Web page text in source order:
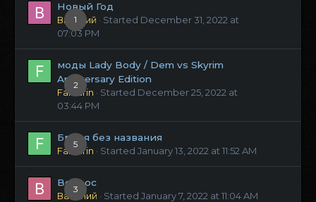
1
Новый Год
Виталий · Started December 31, 2022 at
07:03 PM
2
моды Lady Body / Dem vs Skyrim
Anniversary Edition
Fanfarin · Started December 25, 2022 at
03:44 PM
5
Броня без названия
Fanfarin · Started January 13, 2022 at 11:52 AM
3
Вопрос
Василий · Started January 7, 2022 at 11:04 AM